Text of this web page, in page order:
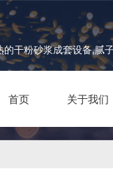
干粉砂浆成套设备,
首页 关于我们